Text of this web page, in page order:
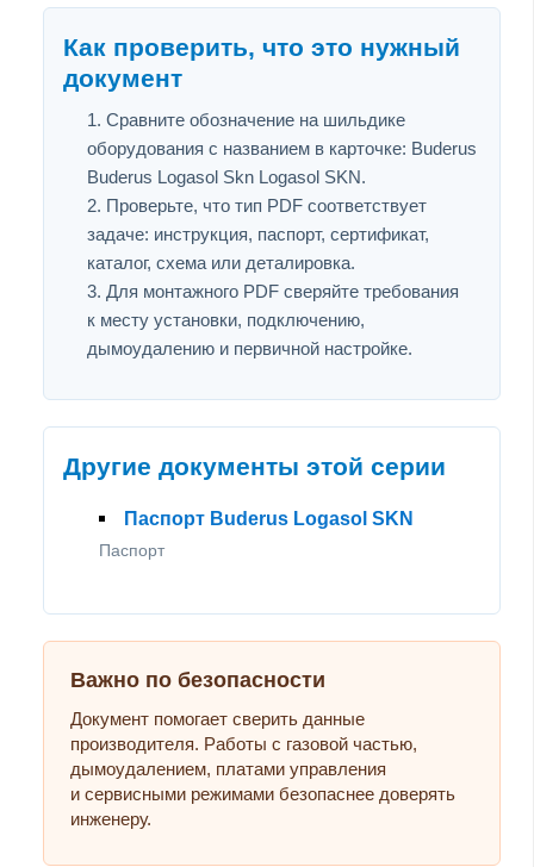
Как проверить, что это нужный
документ
Сравните обозначение на шильдике
оборудования с названием в карточке: Buderus
Buderus Logasol Skn Logasol SKN.
Проверьте, что тип PDF соответствует
задаче: инструкция, паспорт, сертификат,
каталог, схема или деталировка.
Для монтажного PDF сверяйте требования
к месту установки, подключению,
дымоудалению и первичной настройке.
Другие документы этой серии
Паспорт Buderus Logasol SKN
Паспорт
Важно по безопасности
Документ помогает сверить данные
производителя. Работы с газовой частью,
дымоудалением, платами управления
и сервисными режимами безопаснее доверять
инженеру.